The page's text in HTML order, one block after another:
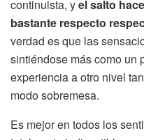
continuista, yel salto
bastante respecto
verdad es que las
sintiéndose más como un
experiencia a otro nivel
modo sobremesa.
Es mejor en todos los